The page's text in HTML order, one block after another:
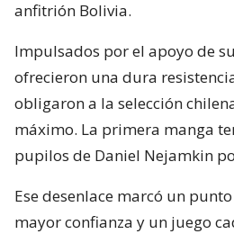
anfitrión Bolivia.
Impulsados por el apoyo de
ofrecieron una dura
obligaron a la selección
máximo. La primera manga
pupilos de Daniel Nejamkin
Ese desenlace marcó un
mayor confianza y un juego